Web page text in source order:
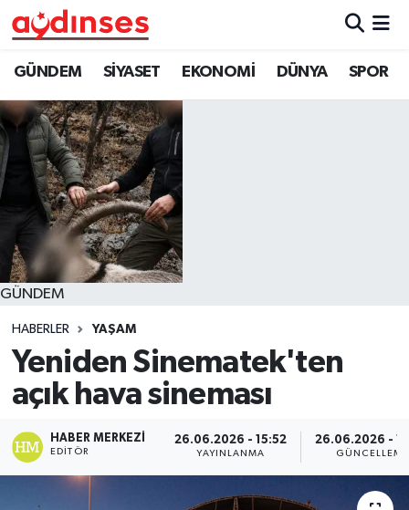
GÜNDEM SİYASET EKONOMİ DÜNYA SPOR
GÜNDEM
HABERLER YAŞAM
Yeniden Sinematek'ten
açık hava sineması
HABER MERKEZI
EDITÖR
26.06.2026 - 15:52
YAYINLANMA
26.06.2026 -
GÜNCELLEME
GÜNDEM
SİYASET
EKONOMİ
DÜNYA
SPOR
MAGAZİN
YAŞAM
Nöbetçi Eczaneler
Hava Durumu
Aydin Namaz Vakitleri
Trafik Durumu
Süper Lig Puan Durumu ve Fikstür
Tüm Manşetler
Son Dakika Haberleri
Haber Arşivi